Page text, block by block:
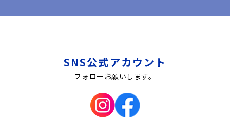
SNS公式アカウント
フォローお願いします。